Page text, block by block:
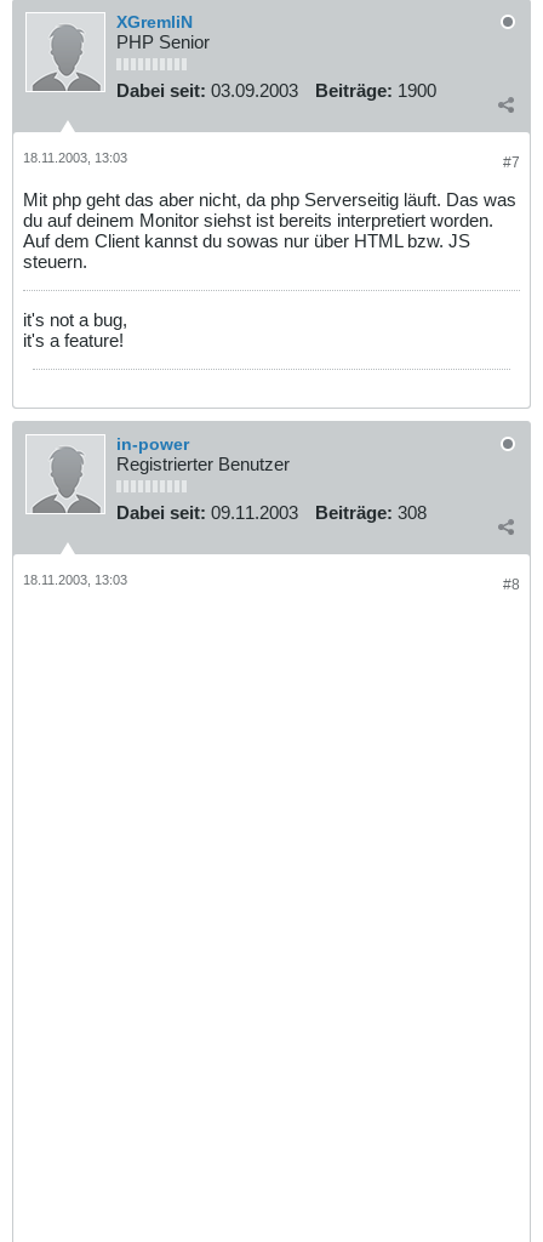
XGremliN
PHP Senior
Dabei seit: 03.09.2003 Beiträge: 1900
#7
18.11.2003, 13:03
Mit php geht das aber nicht, da php Serverseitig läuft. Das was
du auf deinem Monitor siehst ist bereits interpretiert worden.
Auf dem Client kannst du sowas nur über HTML bzw. JS
steuern.
it's not a bug,
it's a feature!
in-power
Registrierter Benutzer
Dabei seit: 09.11.2003 Beiträge: 308
#8
18.11.2003, 13:03